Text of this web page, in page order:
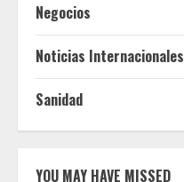
Negocios
Noticias Internacionales
Sanidad
YOU MAY HAVE MISSED